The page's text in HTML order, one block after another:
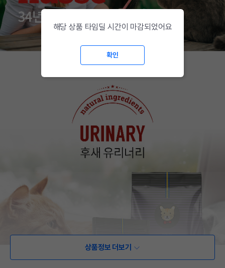
상품정보 더보기
해당 상품 타임딜 시간이 마감되었어요
확인